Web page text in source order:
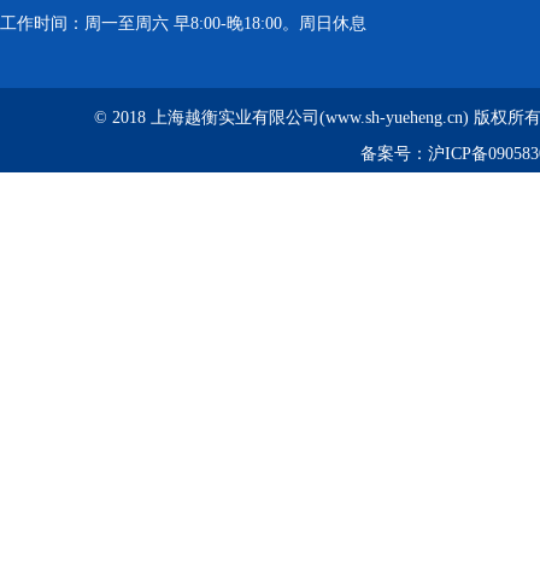
工作时间：周一至周六 早8:00-晚18:00。周日休息
© 2018 上海越衡实业有限公司(www.sh-yueheng.cn) 版权所
备案号： 沪ICP备